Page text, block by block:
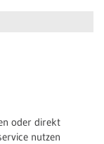
oder direkt
nutzen